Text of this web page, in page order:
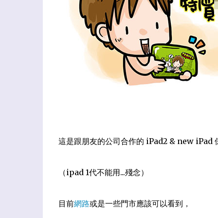
這是跟朋友的公司合作的 iPad2 & new iPad
（ipad 1代不能用...殘念）
目前網路或是一些門市應該可以看到，